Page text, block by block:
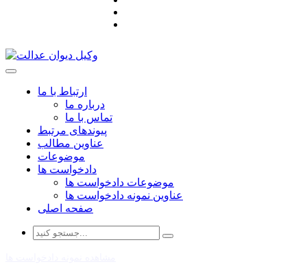
ارتباط با ما
درباره ما
تماس با ما
پیوندهای مرتبط
عناوین مطالب
موضوعات
دادخواست ها
موضوعات دادخواست ها
عناوین نمونه دادخواست ها
صفحه اصلی